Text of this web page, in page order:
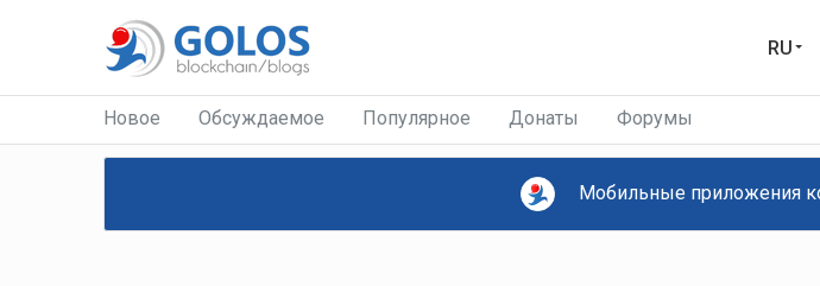
RU
Новое Обсуждаемое Популярное Донаты Форумы
Мобильные приложения